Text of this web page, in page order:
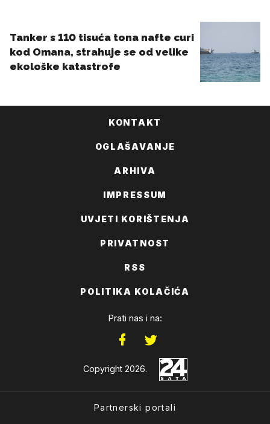
KONTAKT
OGLAŠAVANJE
ARHIVA
IMPRESSUM
UVJETI KORIŠTENJA
PRIVATNOST
RSS
POLITIKA KOLAČIĆA
Prati nas i na:
Copyright 2026.
Partnerski portali